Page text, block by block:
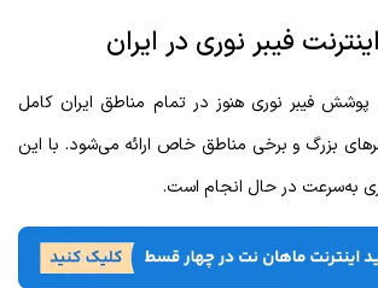
فیبر نوری در ایران
پوشش فیبر نوری هنوز در تمام مناطق ایران کامل
بزرگ و برخی مناطق خاص ارائه می‌شود. با این
به‌سرعت در حال انجام است.